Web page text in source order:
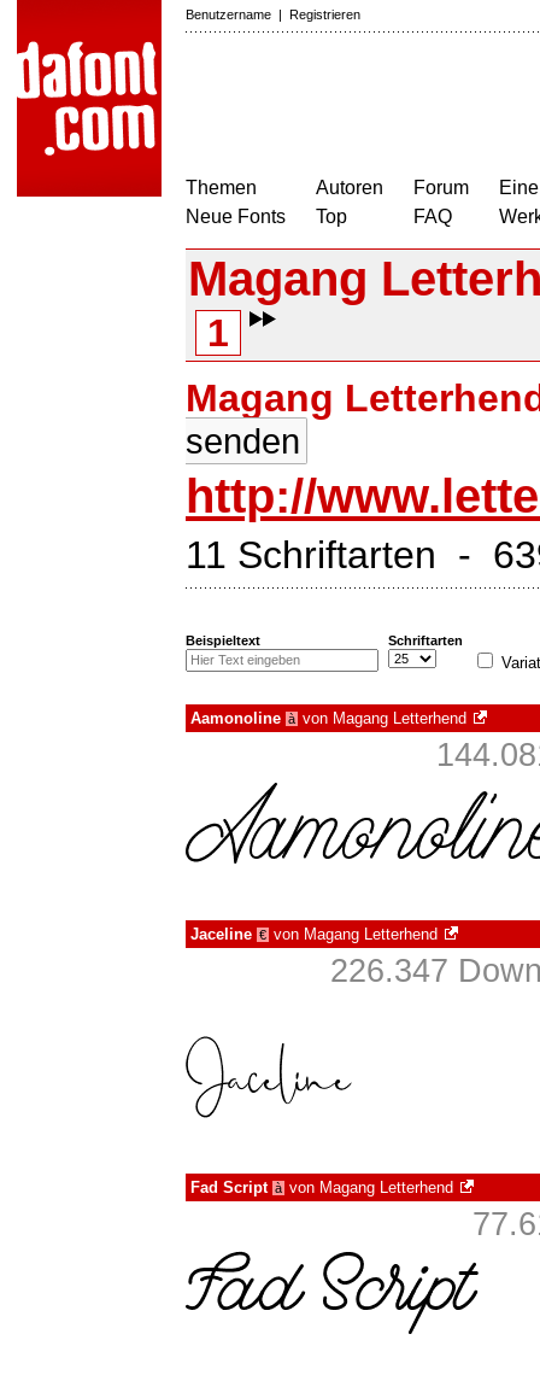
Benutzername | Registrieren
Themen
Neue Fonts
Autoren
Top
Forum
FAQ
Magang
1
Magang
senden
http://
11 Schriftarten -
Beispieltext Schriftarten
Aamonoline à von Magang Letterhend
Jaceline € von Magang Letterhend
226.347
Fad Script à von Magang Letterhend